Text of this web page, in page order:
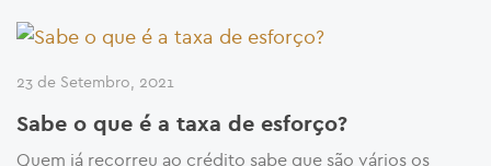
23 de Setembro, 2021
Sabe o que é a taxa de esforço?
Quem já recorreu ao crédito sabe que são vários os